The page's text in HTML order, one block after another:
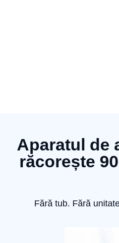
Aparatul de
răcorește
Fără tub. Fără